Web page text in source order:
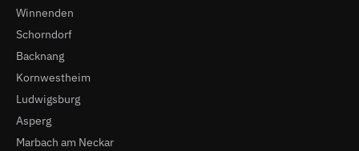
Winnenden
Schorndorf
Backnang
Kornwestheim
Ludwigsburg
Asperg
Marbach am Neckar